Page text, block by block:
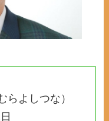
らよしつな）